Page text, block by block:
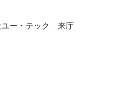
ー・テック 来庁